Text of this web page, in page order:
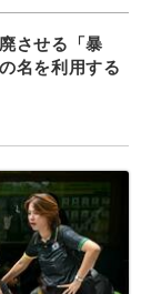
させる「暴
名を利用する